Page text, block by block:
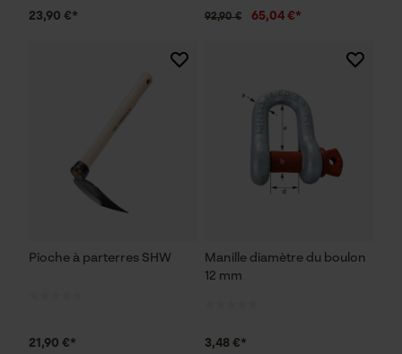
23,90 €* 92,90 € 65,04 €*
Pioche à parterres SHW
21,90 €*
Manille diamètre du boulon
12 mm
3,48 €*